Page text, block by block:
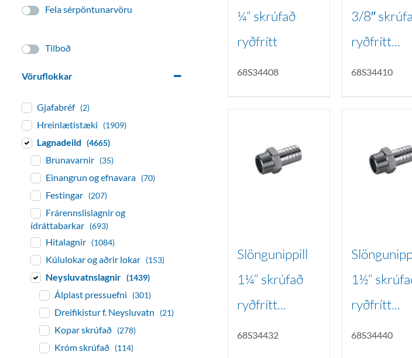
¼“ skrúfað
ryðfrítt
68S34408
3/8″
ryðfrítt...
68S34410
Slöngunippill
1¼“ skrúfað
ryðfrítt...
68S34432
1½“
ryðfrítt...
68S34440
Fela sérpöntunarvöru
Tilboð
Vöruflokkar
Gjafabréf (2)
Hreinlætistæki (1909)
Lagnadeild (4665)
Brunavarnir (35)
Einangrun og efnavara (70)
Festingar (207)
Frárennslislagnir og
ídráttabarkar (693)
Hitalagnir (1084)
Kúlulokar og aðrir lokar (153)
Neysluvatnslagnir (1439)
Álplast pressuefni (301)
Dreifikistur f. Neysluvatn (21)
Kopar skrúfað (278)
Króm skrúfað (114)